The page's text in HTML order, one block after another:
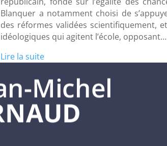
Blanquer a notamment choisi de
des réformes validées scientifiquement,
idéologiques qui agitent l’école, opposant…
Lire la suite